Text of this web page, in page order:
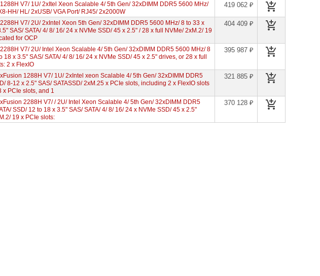
V7/ 1U/ 2xItel Xeon Scalable 4/ 5th Gen/ 32xDIMM DDR5 5600 MHz/
HH/ HL/ 2xUSB/ VGA Port/ RJ45/ 2x2000W
419 062 ₽
V7/ 2U/ 2xIntel Xeon 5th Gen/ 32xDIMM DDR5 5600 MHz/ 8 to 33 x
SAS/ SATA/ 4/ 8/ 16/ 24 x NVMe SSD/ 45 x 2.5ʺ / 28 x full NVMe/ 2xM.2/ 19
for OCP
404 409 ₽
V7/ 2U/ Intel Xeon Scalable 4/ 5th Gen/ 32xDIMM DDR5 5600 MHz/ 8
18 x 3.5ʺ SAS/ SATA/ 4/ 8/ 16/ 24 x NVMe SSD/ 45 x 2.5ʺ drives, or 28 x full
2 x FlexIO
395 987 ₽
1288H V7/ 1U/ 2xIntel xeon Scalable 4/ 5th Gen/ 32xDIMM DDR5
8-12 x 2.5ʺ SAS/ SATASSD/ 2xM.25 x PCIe slots, including 2 x FlexIO slots
x PCIe slots, and 1
321 885 ₽
2288H V7/ / 2U/ Intel Xeon Scalable 4/ 5th Gen/ 32xDIMM DDR5
SSD/ 12 to 18 x 3.5ʺ SAS/ SATA/ 4/ 8/ 16/ 24 x NVMe SSD/ 45 x 2.5ʺ
19 x PCIe slots:
370 128 ₽